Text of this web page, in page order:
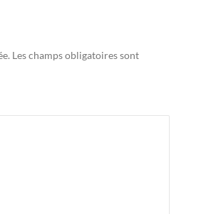
Les champs obligatoires sont